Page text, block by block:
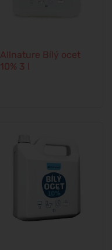
Allnature Bílý ocet
10% 3 l